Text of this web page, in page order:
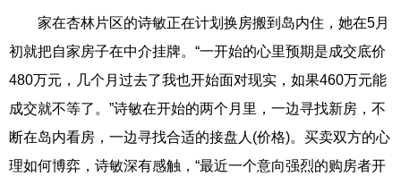
家在杏林片区的诗敏正在计划换房搬到岛内住，她在5月
初就把自家房子在中介挂牌。“一开始的心里预期是成交底价
480万元，几个月过去了我也开始面对现实，如果460万元能
成交就不等了。”诗敏在开始的两个月里，一边寻找新房，不
断在岛内看房，一边寻找合适的接盘人(价格)。买卖双方的心
理如何博弈，诗敏深有感触，“最近一个意向强烈的购房者开